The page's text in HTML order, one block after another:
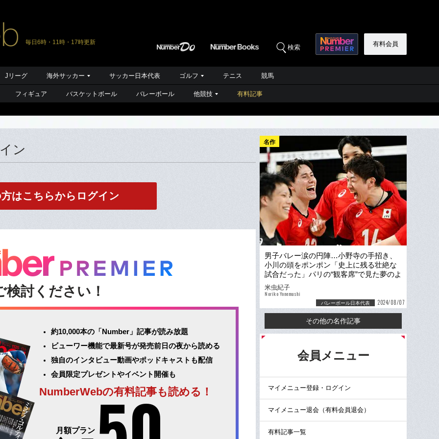
毎日6時・11時・17時更新
検索 有料会員
Jリーグ 海外サッカー サッカー日本代表 ゴルフ テニス 競馬
フィギュア バスケットボール バレーボール 他競技 有料記事
ン
はこちらからログイン
検討ください！
約10,000本の「Number」記事が読み放題
ビューワー機能で最新号が発売前日の夜から読める
独自のインタビュー動画やポッドキャストも配信
会員限定プレゼントやイベント開催も
NumberWebの有料記事も読める！
月額プラン
名作
男子バレー涙の円陣…小野寺の手招き、
小川の頭をポンポン「史上に残る壮絶な
試合だった」パリの“観客席”で見た夢のよ
うな景色とジャポンコール
米虫紀子
Noriko Yonemushi
バレーボール日本代表 2024/08/07
その他の名作記事
会員メニュー
マイメニュー登録・ログイン
マイメニュー退会（有料会員退会）
有料記事一覧